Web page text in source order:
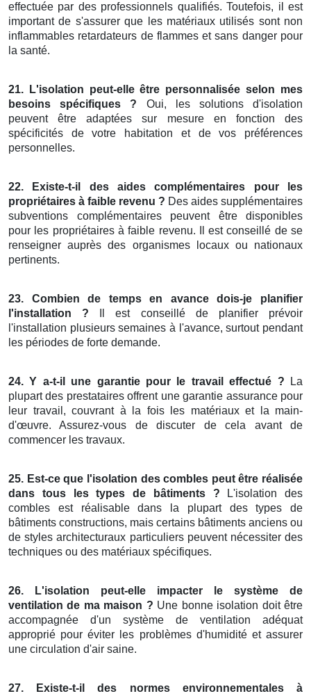
effectuée par des professionnels qualifiés. Toutefois, il est
important de s'assurer que les matériaux utilisés sont non
inflammables retardateurs de flammes et sans danger pour
la santé.
21. L'isolation peut-elle être personnalisée selon mes
besoins spécifiques ? Oui, les solutions d'isolation
peuvent être adaptées sur mesure en fonction des
spécificités de votre habitation et de vos préférences
personnelles.
22. Existe-t-il des aides complémentaires pour les
propriétaires à faible revenu ? Des aides supplémentaires
subventions complémentaires peuvent être disponibles
pour les propriétaires à faible revenu. Il est conseillé de se
renseigner auprès des organismes locaux ou nationaux
pertinents.
23. Combien de temps en avance dois-je planifier
l'installation ? Il est conseillé de planifier prévoir
l'installation plusieurs semaines à l'avance, surtout pendant
les périodes de forte demande.
24. Y a-t-il une garantie pour le travail effectué ? La
plupart des prestataires offrent une garantie assurance pour
leur travail, couvrant à la fois les matériaux et la main-
d'œuvre. Assurez-vous de discuter de cela avant de
commencer les travaux.
25. Est-ce que l'isolation des combles peut être réalisée
dans tous les types de bâtiments ? L'isolation des
combles est réalisable dans la plupart des types de
bâtiments constructions, mais certains bâtiments anciens ou
de styles architecturaux particuliers peuvent nécessiter des
techniques ou des matériaux spécifiques.
26. L'isolation peut-elle impacter le système de
ventilation de ma maison ? Une bonne isolation doit être
accompagnée d'un système de ventilation adéquat
approprié pour éviter les problèmes d'humidité et assurer
une circulation d'air saine.
27. Existe-t-il des normes environnementales à